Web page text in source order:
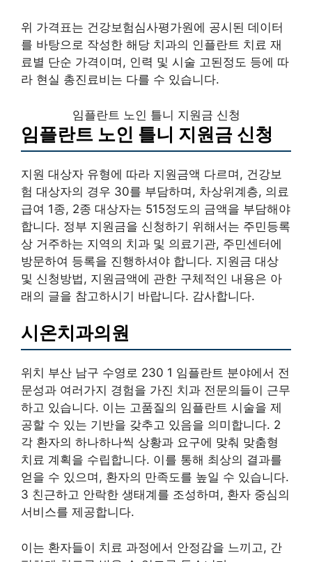
위 가격표는 건강보험심사평가원에 공시된 데이터
를 바탕으로 작성한 해당 치과의 인플란트 치료 재
료별 단순 가격이며, 인력 및 시술 고된정도 등에 따
라 현실 총진료비는 다를 수 있습니다.
임플란트 노인 틀니 지원금 신청
임플란트 노인 틀니 지원금 신청
지원 대상자 유형에 따라 지원금액 다르며, 건강보
험 대상자의 경우 30를 부담하며, 차상위계층, 의료
급여 1종, 2종 대상자는 515정도의 금액을 부담해야
합니다. 정부 지원금을 신청하기 위해서는 주민등록
상 거주하는 지역의 치과 및 의료기관, 주민센터에
방문하여 등록을 진행하셔야 합니다. 지원금 대상
및 신청방법, 지원금액에 관한 구체적인 내용은 아
래의 글을 참고하시기 바랍니다. 감사합니다.
시온치과의원
위치 부산 남구 수영로 230 1 임플란트 분야에서 전
문성과 여러가지 경험을 가진 치과 전문의들이 근무
하고 있습니다. 이는 고품질의 임플란트 시술을 제
공할 수 있는 기반을 갖추고 있음을 의미합니다. 2
각 환자의 하나하나씩 상황과 요구에 맞춰 맞춤형
치료 계획을 수립합니다. 이를 통해 최상의 결과를
얻을 수 있으며, 환자의 만족도를 높일 수 있습니다.
3 친근하고 안락한 생태계를 조성하며, 환자 중심의
서비스를 제공합니다.
이는 환자들이 치료 과정에서 안정감을 느끼고, 간